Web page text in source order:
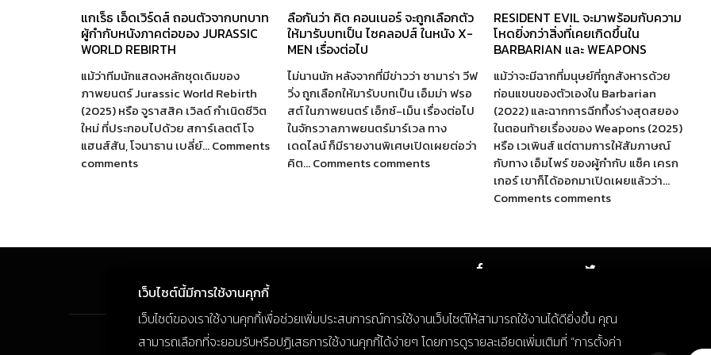
แกเร็ธ เอ็ดเวิร์ดส์ ถอนตัวจากบทบาท
ผู้กำกับหนังภาคต่อของ JURASSIC
WORLD REBIRTH
แม้ว่าทีมนักแสดงหลักชุดเดิมของ
ภาพยนตร์ Jurassic World Rebirth
(2025) หรือ จูราสสิค เวิลด์ กำเนิดชีวิต
ใหม่ ที่ประกอบไปด้วย สการ์เลตต์ โจ
แฮนส์สัน, โจนาธาน เบลี่ย์… Comments
comments
ลือกันว่า คิต คอนเนอร์ จะถูกเลือกตัว
ให้มารับบทเป็น ไซคลอปส์ ในหนัง X-
MEN เรื่องต่อไป
ไม่นานนัก หลังจากที่มีข่าวว่า ซามาร่า วีฟ
วิ่ง ถูกเลือกให้มารับบทเป็น เอ็มม่า ฟรอ
สต์ ในภาพยนตร์ เอ็กซ์-เม็น เรื่องต่อไป
ในจักรวาลภาพยนตร์มาร์เวล ทาง
เดดไลน์ ก็มีรายงานพิเศษเปิดเผยต่อว่า
คิต… Comments comments
RESIDENT EVIL จะมาพร้อมกับความ
โหดยิ่งกว่าสิ่งที่เคยเกิดขึ้นใน
BARBARIAN และ WEAPONS
แม้ว่าจะมีฉากที่มนุษย์ที่ถูกสังหารด้วย
ท่อนแขนของตัวเองใน Barbarian
(2022) และฉากการฉีกทึ้งร่างสุดสยอง
ในตอนท้ายเรื่องของ Weapons (2025)
หรือ เวเพินส์ แต่ตามการให้สัมภาษณ์
กับทาง เอ็มไพร์ ของผู้กำกับ แซ็ค เครก
เกอร์ เขาก็ได้ออกมาเปิดเผยแล้วว่า…
Comments comments
เว็บไซต์นี้มีการใช้งานคุกกี้
เว็บไซต์ของเราใช้งานคุกกี้เพื่อช่วยเพิ่มประสบการณ์การใช้งานเว็บไซต์ให้สามารถใช้งานได้ดียิ่งขึ้น คุณ
สามารถเลือกที่จะยอมรับหรือปฏิเสธการใช้งานคุกกี้ได้ง่ายๆ โดยการดูรายละเอียดเพิ่มเติมที่ “การตั้งค่า